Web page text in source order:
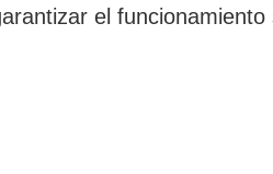
el